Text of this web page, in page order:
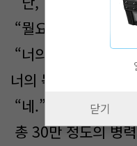
“뭘요?”
“너의 판단 하나에
너의 몫이다.”
“네.”
총 30만 정도의 병
닫기